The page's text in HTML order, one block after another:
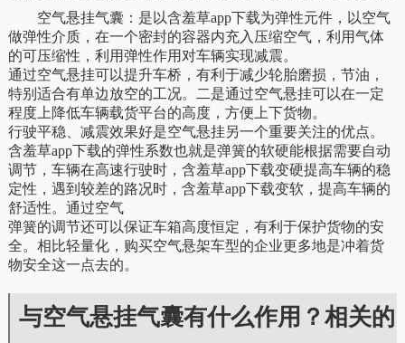
空气悬挂气囊：是以含羞草app下载为弹性元件，以空气
做弹性介质，在一个密封的容器内充入压缩空气，利用气体
的可压缩性，利用弹性作用对车辆实现减震。
通过空气悬挂可以提升车桥，有利于减少轮胎磨损，节油，
特别适合有单边放空的工况。二是通过空气悬挂可以在一定
程度上降低车辆载货平台的高度，方便上下货物。
行驶平稳、减震效果好是空气悬挂另一个重要关注的优点。
含羞草app下载的弹性系数也就是弹簧的软硬能根据需要自动
调节，车辆在高速行驶时，含羞草app下载变硬提高车辆的稳
定性，遇到较差的路况时，含羞草app下载变软，提高车辆的
舒适性。通过空气
弹簧的调节还可以保证车箱高度恒定，有利于保护货物的安
全。相比轻量化，购买空气悬架车型的企业更多地是冲着货
物安全这一点去的。
与空气悬挂气囊有什么作用？相关的